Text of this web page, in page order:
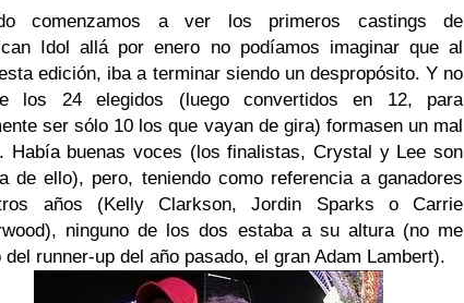
comenzamos a ver los primeros castings de
Idol allá por enero no podíamos imaginar que al
edición, iba a terminar siendo un despropósito. Y no
los 24 elegidos (luego convertidos en 12, para
ser sólo 10 los que vayan de gira) formasen un mal
Había buenas voces (los finalistas, Crystal y Lee son
de ello), pero, teniendo como referencia a ganadores
años (Kelly Clarkson, Jordin Sparks o Carrie
ninguno de los dos estaba a su altura (no me
del runner-up del año pasado, el gran Adam Lambert).